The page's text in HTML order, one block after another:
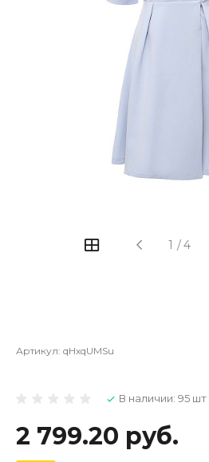
1 /4
Артикул: qHxqUMSu
В наличии: 95 шт
2 799.20 руб.